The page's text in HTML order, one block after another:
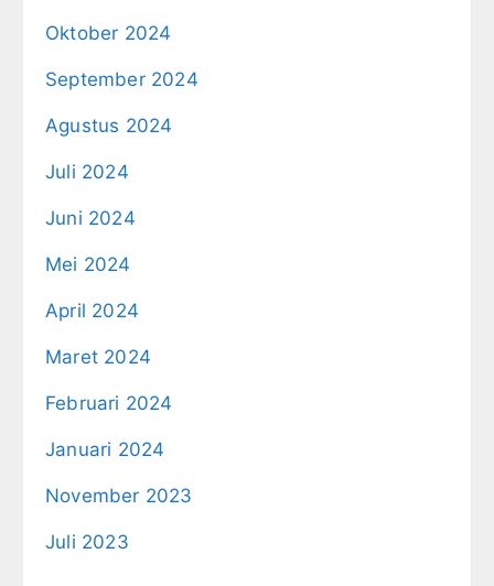
Oktober 2024
September 2024
Agustus 2024
Juli 2024
Juni 2024
Mei 2024
April 2024
Maret 2024
Februari 2024
Januari 2024
November 2023
Juli 2023